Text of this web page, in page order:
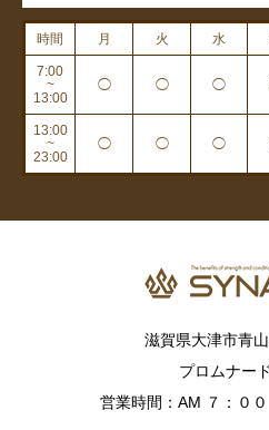
時間 月 火 水
7:00
~
13:00
◯ ◯ ◯
13:00
~
23:00
◯ ◯ ◯
滋賀県大津市青
プロムナー
営業時間：AM ７：０